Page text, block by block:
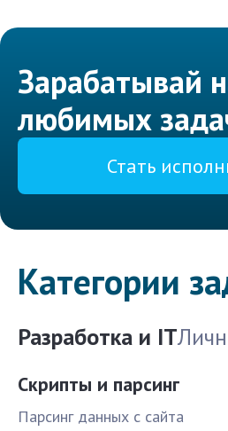
Зарабатывай
любимых
Стать
Категории
Разработка и IT
Скрипты и парсинг
Парсинг данных с сайта